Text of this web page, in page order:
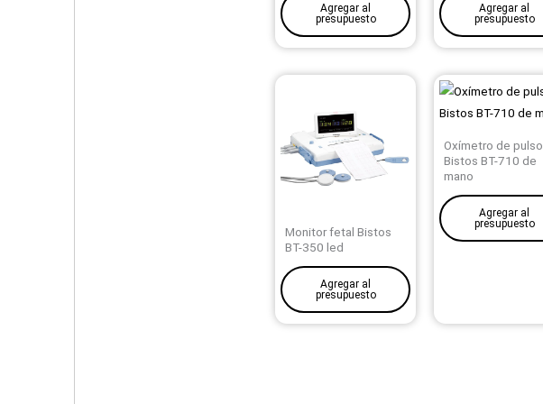
Agregar al
presupuesto
Agregar al
presupuesto
Monitor fetal Bistos
BT-350 led
Agregar al
presupuesto
Oxímetro de pulso
Bistos BT-710 de
mano
Agregar al
presupuesto